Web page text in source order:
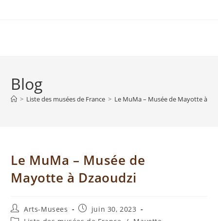
Blog
> Liste des musées de France > Le MuMa – Musée de Mayotte à
Le MuMa – Musée de
Mayotte à Dzaoudzi
Arts-Musees
juin 30, 2023